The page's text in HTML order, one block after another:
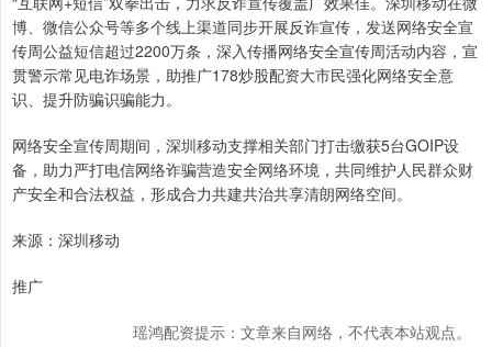
博、微信公众号等多个线上渠道同步开展反诈宣传，发送网络安全宣
传周公益短信超过2200万条，深入传播网络安全宣传周活动内容，宣
贯警示常见电诈场景，助推广178炒股配资大市民强化网络安全意
识、提升防骗识骗能力。
网络安全宣传周期间，深圳移动支撑相关部门打击缴获5台GOIP设
备，助力严打电信网络诈骗营造安全网络环境，共同维护人民群众财
产安全和合法权益，形成合力共建共治共享清朗网络空间。
来源：深圳移动
推广
瑶鸿配资提示：文章来自网络，不代表本站观点。